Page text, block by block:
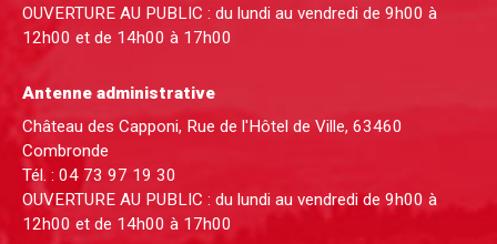
OUVERTURE AU PUBLIC : du lundi au vendredi de 9h00 à
12h00 et de 14h00 à 17h00
Antenne administrative
Château des Capponi, Rue de l'Hôtel de Ville, 63460
Combronde
Tél. : 04 73 97 19 30
OUVERTURE AU PUBLIC : du lundi au vendredi de 9h00 à
12h00 et de 14h00 à 17h00